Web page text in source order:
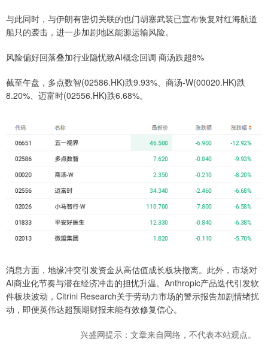
与此同时，与伊朗有密切关联的也门胡塞武装已宣布恢复对红海航道
船只的袭击，进一步加剧地区能源运输风险。
风险偏好回落叠加行业隐忧致AI概念回调 商汤跌超8%
截至午盘，多点数智(02586.HK)跌9.93%、商汤-W(00020.HK)跌
8.20%、迈富时(02556.HK)跌6.68%。
消息方面，地缘冲突引发资金从高估值成长板块撤离。此外，市场对
AI商业化节奏与潜在经济冲击的担忧升温。Anthropic产品迭代引发软
件板块波动，Citrini Research关于劳动力市场的警示报告加剧情绪扰
动，即便英伟达超预期财报未能有效修复信心。
兴盛网提示：文章来自网络，不代表本站观点。